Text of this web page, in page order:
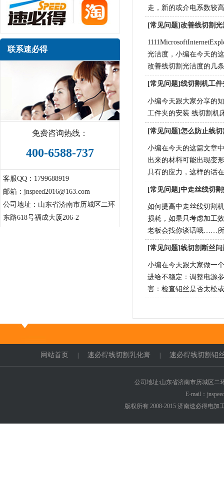
联系速必得
免费咨询热线：
400-6588-737
客服QQ：1799688919
邮箱：jnspeed2016@163.com
公司地址：山东省济南市历城区二环
东路618号福成大厦206-2
走，新的或介电系数较
[常见问题]改善线切割
光洁度，小编在今天的
改善线切割光洁度的几
[常见问题]线切割机工
小编今天跟大家分享的
工件夹的安装 线切割机
[常见问题]怎么防止线
小编在今天的这篇文章
出来的材料可能出现变
具有的应力，这样的话
[常见问题]中走丝线切
如何提高中走丝线切割
损耗，如果只考虑加工
老板会找你谈话哦……
[常见问题]线切割断丝
小编在今天跟大家做一
进给不稳定：调整电源
害：检查钼丝是否太松
网站首页 速必得线切割乳化膏 速必得线切割钼
公司地址:山东省济南市历城区二
E-mail：
版权所有 2008-2015 济南速必得电加